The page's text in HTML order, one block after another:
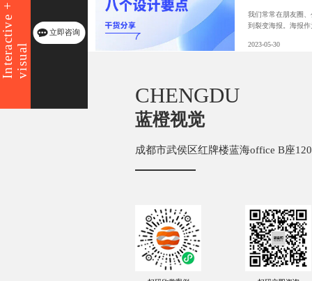
Interactive +visual
立即咨询
我们常常在朋友圈
到裂变海报。海报
2023-05-30
CHENGDU
蓝橙视觉
成都市武侯区红牌楼蓝海office B座